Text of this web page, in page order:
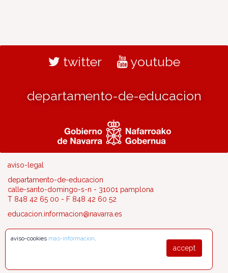
twitter youtube
departamento-de-educacion
aviso-legal
departamento-de-educacion
calle-santo-domingo-s-n - 31001 pamplona
T 848 42 65 00 - F 848 42 60 52
educacion.informacion@navarra.es
accept
aviso-cookies mas-informacion.